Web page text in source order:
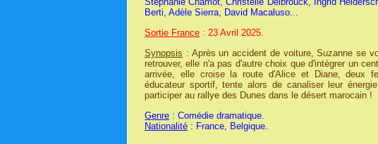
Berti, Adèle Sierra, David Macaluso...
Sortie France : 23 Avril 2025.
Synopsis : Après un accident de voiture, Suzanne se
retrouver, elle n'a pas d'autre choix que d'intégrer un
arrivée, elle croise la route d'Alice et Diane, deux
éducateur sportif, tente alors de canaliser leur
participer au rallye des Dunes dans le désert marocain !
Genre : Comédie dramatique.
Nationalité : France, Belgique.